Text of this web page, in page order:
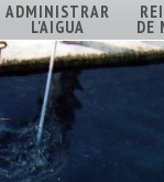
ADMINISTRAR
L'AIGUA DE